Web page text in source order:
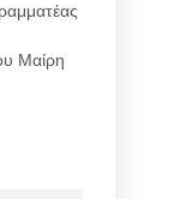
Μαίρη